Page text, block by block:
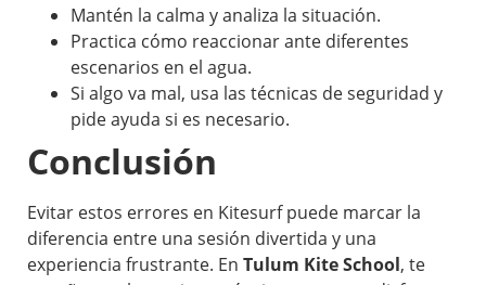
Mantén la calma y analiza la situación.
Practica cómo reaccionar ante diferentes
escenarios en el agua.
Si algo va mal, usa las técnicas de seguridad y
pide ayuda si es necesario.
Conclusión
Evitar estos errores en Kitesurf puede marcar la
diferencia entre una sesión divertida y una
experiencia frustrante. En Tulum Kite School, te